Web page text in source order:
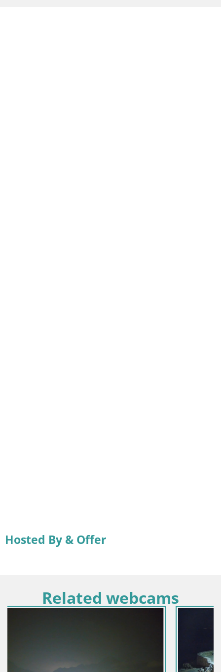
Hosted By & Offer
Related webcams